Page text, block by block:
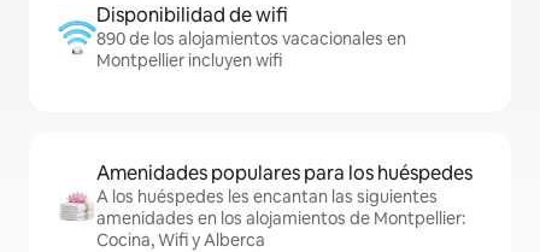
Disponibilidad de wifi
890 de los alojamientos vacacionales en
Montpellier incluyen wifi
Amenidades populares para los huéspedes
A los huéspedes les encantan las siguientes
amenidades en los alojamientos de Montpellier:
Cocina, Wifi y Alberca